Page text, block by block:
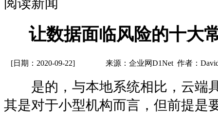
阅读新闻
让数据面临风险的十大
[日期：2020-09-22] 来源：企业网D1Net 作者：
是的，与本地系统相比，云端
其是对于小型机构而言，但前提是